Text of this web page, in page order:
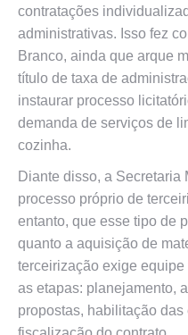
contratações
administrativas. Isso fez
Branco, ainda que arque
título de taxa de
instaurar processo
demanda de serviços de
cozinha.
Diante disso, a
processo próprio de
entanto, que esse tipo de
quanto a aquisição de
terceirização exige
as etapas: planejamento,
propostas, habilitação